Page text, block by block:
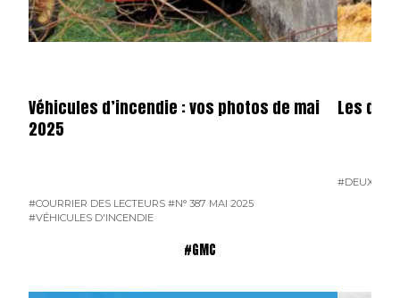
Véhicules d’incendie : vos photos de mai
2025
#COURRIER DES LECTEURS #N° 387 MAI 2025
#VÉHICULES D'INCENDIE
Les
#DEUX-
#GMC